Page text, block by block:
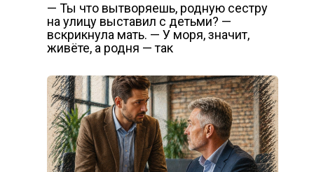
— Ты что вытворяешь, родную сестру
на улицу выставил с детьми? —
вскрикнула мать. — У моря, значит,
живёте, а родня — так